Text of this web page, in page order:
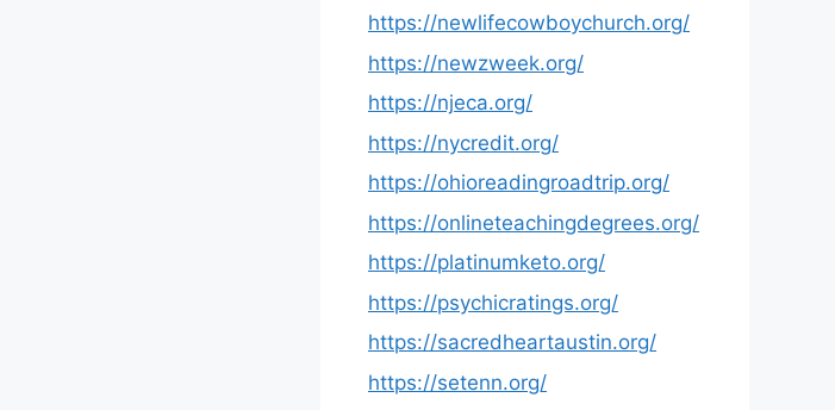
https://newlifecowboychurch.org/
https://newzweek.org/
https://njeca.org/
https://nycredit.org/
https://ohioreadingroadtrip.org/
https://onlineteachingdegrees.org/
https://platinumketo.org/
https://psychicratings.org/
https://sacredheartaustin.org/
https://setenn.org/